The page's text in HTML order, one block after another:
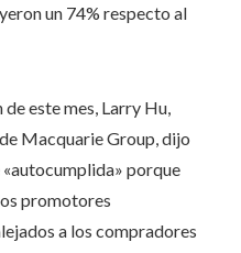
un 74% respecto al
este mes, Larry Hu,
Macquarie Group, dijo
porque
promotores
a los compradores